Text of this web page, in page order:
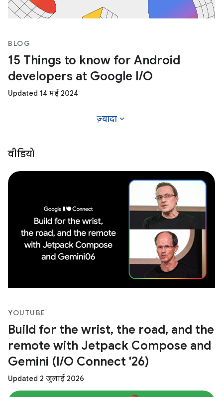
BLOG
15 Things to know for Android
developers at Google I/O
Updated 14 मई 2024
ज़्यादा expand_more
वीडियो
YOUTUBE
Build for the wrist, the road, and the
remote with Jetpack Compose and
Gemini (I/O Connect '26)
Updated 2 जुलाई 2026